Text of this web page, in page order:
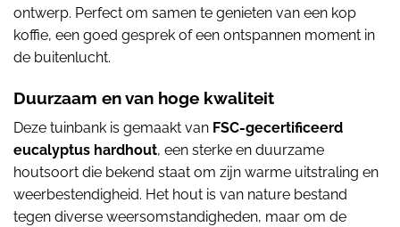
ontwerp. Perfect om samen te genieten van een kop
koffie, een goed gesprek of een ontspannen moment in
de buitenlucht.
Duurzaam en van hoge kwaliteit
Deze tuinbank is gemaakt van FSC-gecertificeerd
eucalyptus hardhout, een sterke en duurzame
houtsoort die bekend staat om zijn warme uitstraling en
weerbestendigheid. Het hout is van nature bestand
tegen diverse weersomstandigheden, maar om de